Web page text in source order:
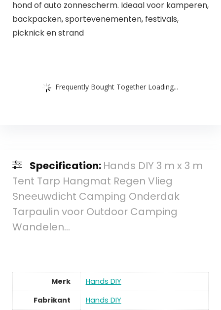
hond of auto zonnescherm. Ideaal voor kamperen,
backpacken, sportevenementen, festivals,
picknick en strand
Frequently Bought Together Loading...
Specification: Hands DIY 3 m x 3 m
Tent Tarp Hangmat Regen Vlieg
Sneeuwdicht Camping Onderdak
Tarpaulin voor Outdoor Camping
Wandelen…
Merk
Hands DIY
Fabrikant
Hands DIY